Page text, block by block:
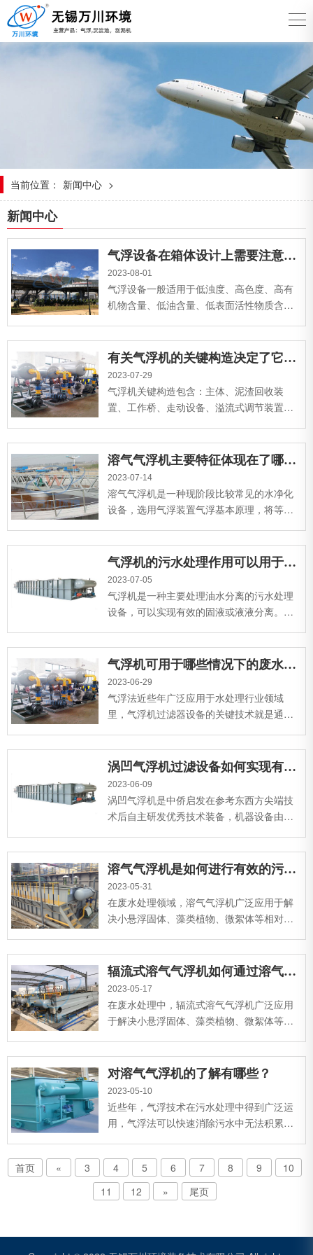
当前位置： 新闻中心 >
新闻中心
气浮设备在箱体设计上需要注意哪些？
2023-08-01
气浮设备一般适用于低浊度、高色度、高有
机物含量、低油含量、低表面活性物质含量
有关气浮机的关键构造决定了它的哪些优势？
2023-07-29
气浮机关键构造包含：主体、泥渣回收装
置、工作桥、走动设备、溢流式调节装置、
溶气气浮机主要特征体现在了哪些方面？
2023-07-14
溶气气浮机是一种现阶段比较常见的水净化
设备，选用气浮装置气浮基本原理，将等候
气浮机的污水处理作用可以用于哪些情况？
2023-07-05
气浮机是一种主要处理油水分离的污水处理
设备，可以实现有效的固液或液液分离。该
维护方便、能消除污泥膨胀等优点，广泛应
用于高浓度废水领域。...
气浮机可用于哪些情况下的废水处理？
2023-06-29
气浮法近些年广泛应用于水处理行业领域
里，气浮机过滤器设备的关键技术就是通过
涡凹气浮机过滤设备如何实现有效工作？
2023-06-09
涡凹气浮机是中侨启发在参考东西方尖端技
术后自主研发优秀技术装备，机器设备由壳
沉池结合的基本原理，可以解决不一样水质
各种废水。...
溶气气浮机是如何进行有效的污水处理？
2023-05-31
在废水处理领域，溶气气浮机广泛应用于解
决小悬浮固体、藻类植物、微絮体等相对密
有效化学物质，如纸浆化学纤维和填充物，
或有机物主要是蛋白质和脂肪，这些物质是
大分子长链有机物，难以直接利用一般好氧
细菌，溶气气浮机可以很好地处理。...
辐流式溶气气浮机如何通过溶气系统进行污水处理？
2023-05-17
在废水处理中，辐流式溶气气浮机广泛应用
于解决小悬浮固体、藻类植物、微絮体等相
子交换法完成固液分离设备。...
对溶气气浮机的了解有哪些？
2023-05-10
近些年，气浮技术在污水处理中得到广泛运
用，气浮法可以快速消除污水中无法积累的
饱和度高、有机化合物含量较高、含油率
低、表面活性物质含量低或富藻水。...
首页 « 3 4 5 6 7 8 9
10
11
12 » 尾页